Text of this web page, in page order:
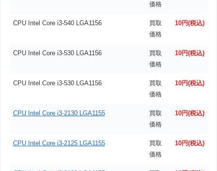
価格
CPU Intel Core i3-540 LGA1156
買取
価格
10円(税込)
CPU Intel Core i3-530 LGA1156
買取
価格
10円(税込)
CPU Intel Core i3-530 LGA1156
買取
価格
10円(税込)
CPU Intel Core i3-2130 LGA1155
買取
価格
10円(税込)
CPU Intel Core i3-2125 LGA1155
買取
価格
10円(税込)